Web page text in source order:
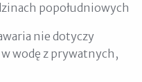
popołudniowych
nie dotyczy
wodę z prywatnych,